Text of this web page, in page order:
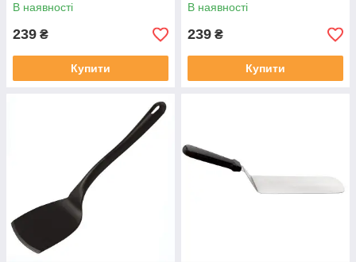
В наявності
239 ₴
Купити
В наявності
239 ₴
Купити